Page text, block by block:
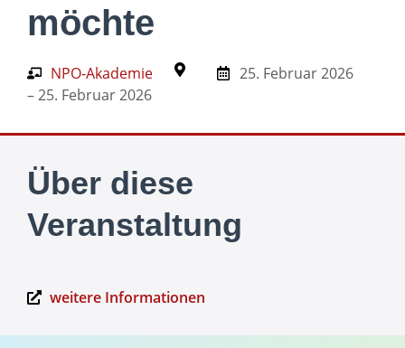
möchte
NPO-Akademie
25. Februar 2026
– 25. Februar 2026
Über diese
Veranstaltung
weitere Informationen